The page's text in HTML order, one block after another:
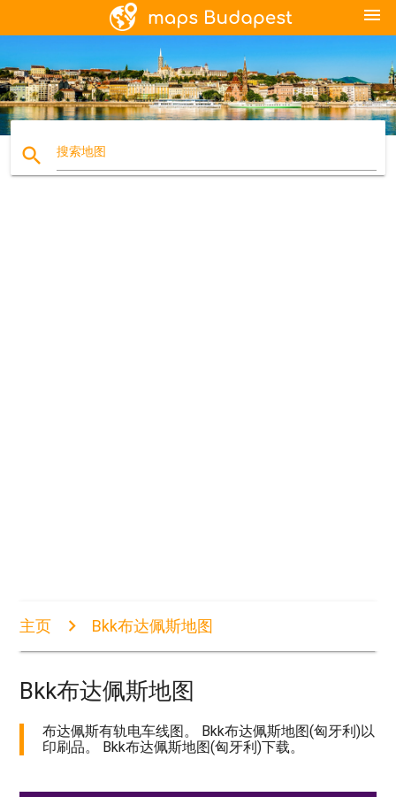
menu
search 搜索地图
主页 Bkk布达佩斯地图
Bkk布达佩斯地图
布达佩斯有轨电车线图。 Bkk布达佩斯地图(匈牙利)以
印刷品。 Bkk布达佩斯地图(匈牙利)下载。